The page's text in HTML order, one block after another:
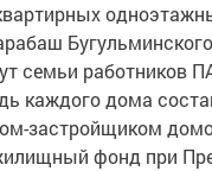
семьи работников
каждого дома
застройщиком
фонд при